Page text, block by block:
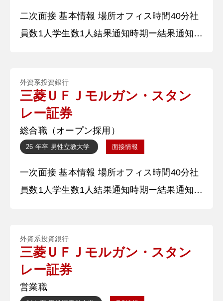
二次面接 基本情報 場所オフィス時間40分社
員数1人学生数1人結果通知時期ー結果通知方
特に主務として、部活動運営やリーグ戦の運
営に携わりました。 ②学生時代に力を入れ
たこと 体育会系運動部の主務として4年ぶり
の準優勝に貢献しました。 弊部の課題は選
手層の薄さにあり、
外資系投資銀行
三菱ＵＦＪモルガン・スタン
レー証券
総合職（オープン採用）
26 年卒 男性立教大学 面接情報
一次面接 基本情報 場所オフィス時間40分社
員数1人学生数1人結果通知時期ー結果通知方
特に主務として、部活動運営やリーグ戦の運
営に携わりました。 ②学生時代に力を入れ
たこと 体育会系運動部の主務として4年ぶり
の準優勝に貢献しました。 弊部の課題は選
外資系投資銀行
三菱ＵＦＪモルガン・スタン
レー証券
営業職